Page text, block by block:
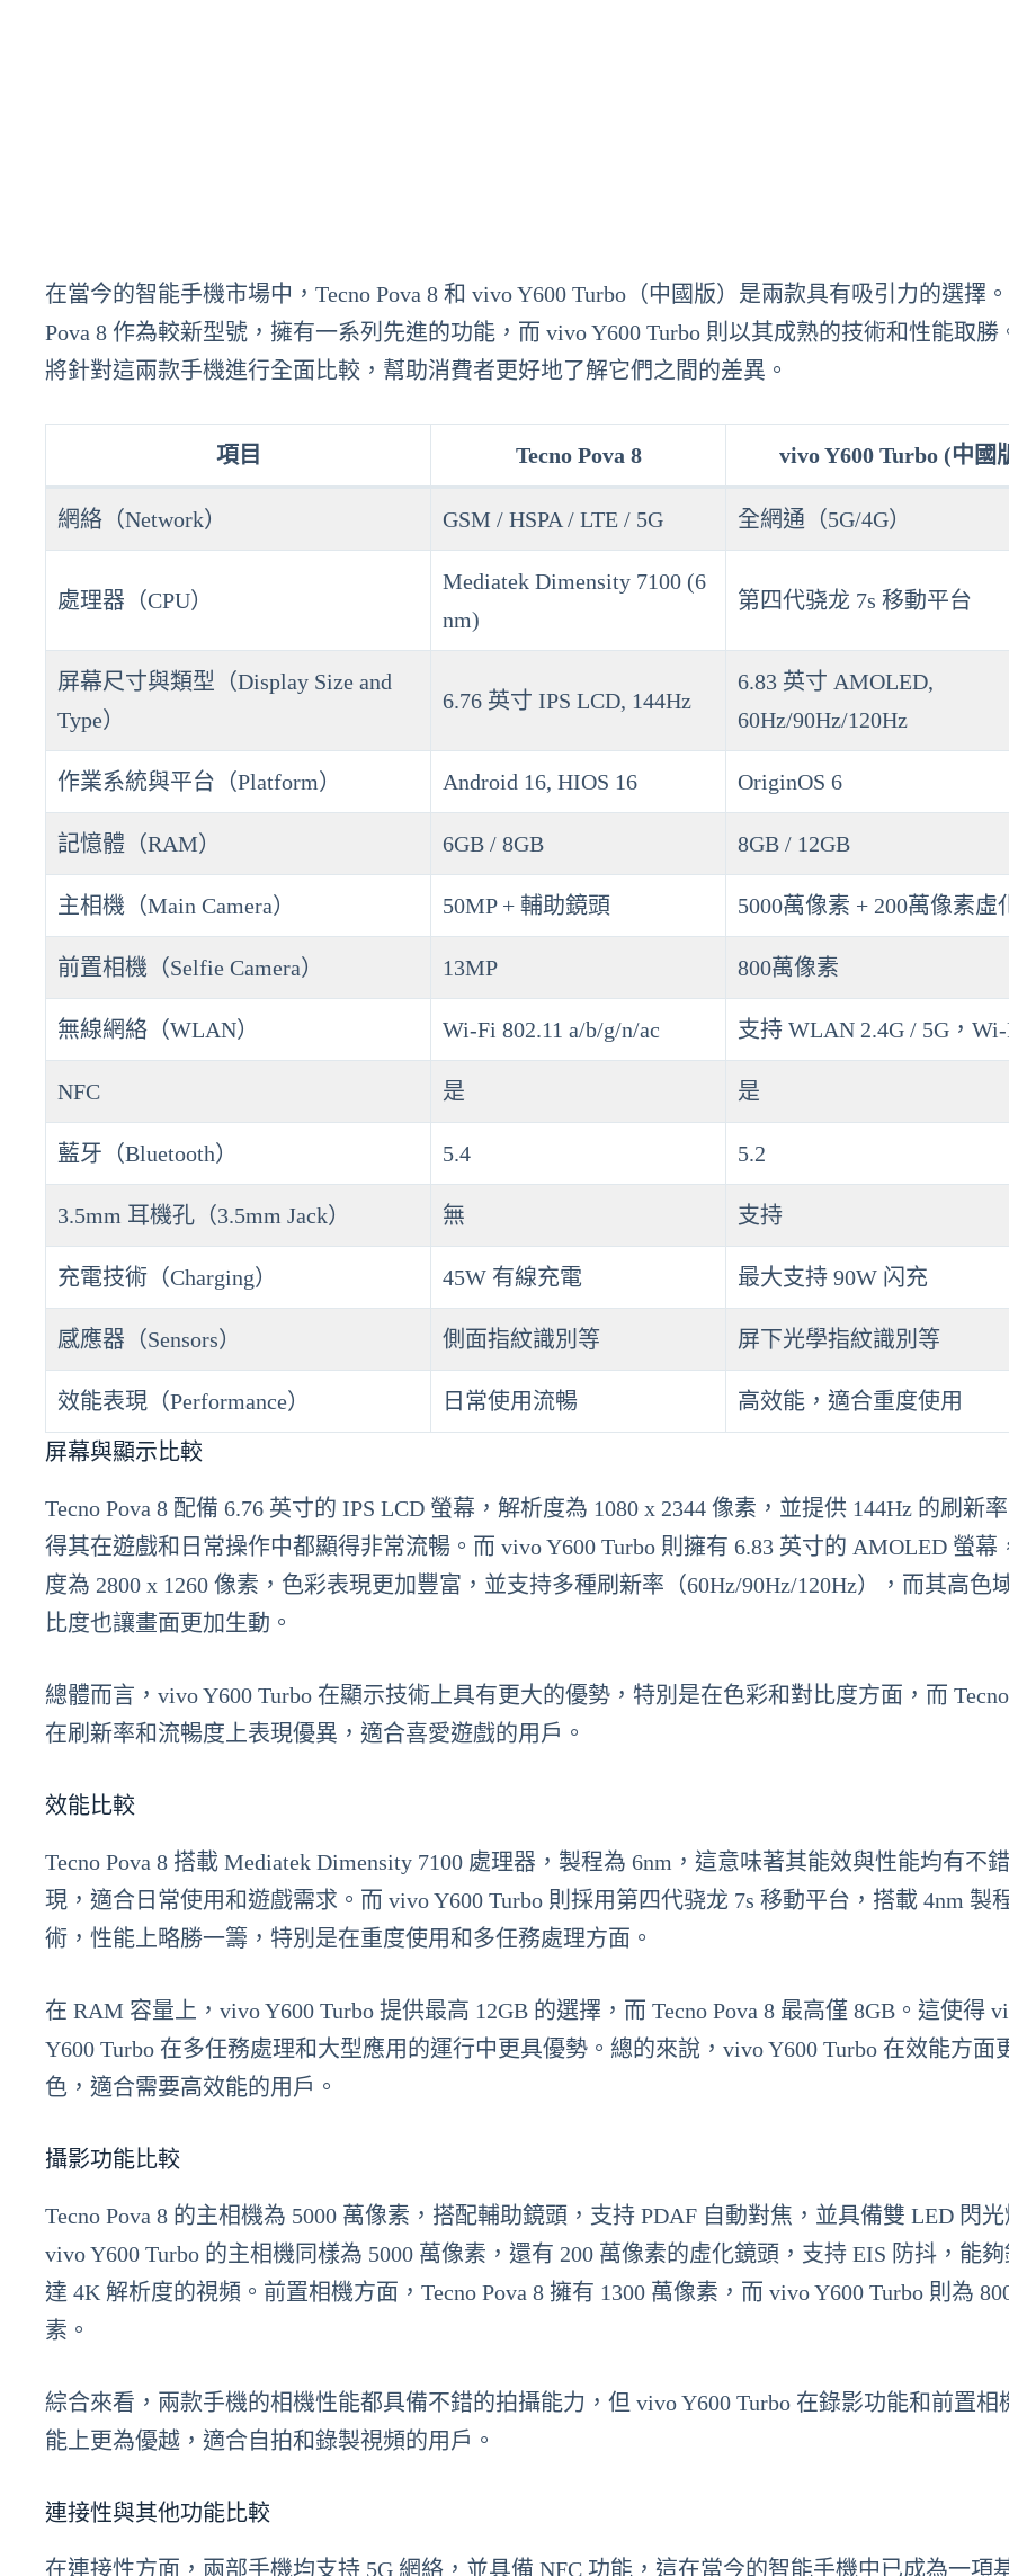
在當今的智能手機市場中，Tecno Pova 8 和 vivo Y600 Turbo（中國版）是兩款具有吸引力的選擇
Pova 8 作為較新型號，擁有一系列先進的功能，而 vivo Y600 Turbo 則以其成熟的技術和性能取勝
將針對這兩款手機進行全面比較，幫助消費者更好地了解它們之間的差異。
項目 Tecno Pova 8 vivo Y600 Turbo (中國
網絡（Network） GSM / HSPA / LTE / 5G 全網通（5G/4G）
處理器（CPU）
Mediatek Dimensity 7100 (6
nm)
第四代骁龙 7s 移動平台
屏幕尺寸與類型（Display Size and
Type）
6.76 英寸 IPS LCD, 144Hz
6.83 英寸 AMOLED,
60Hz/90Hz/120Hz
作業系統與平台（Platform） Android 16, HIOS 16 OriginOS 6
記憶體（RAM） 6GB / 8GB 8GB / 12GB
主相機（Main Camera） 50MP + 輔助鏡頭 5000萬像素 + 200萬像素虛
前置相機（Selfie Camera） 13MP 800萬像素
無線網絡（WLAN） Wi-Fi 802.11 a/b/g/n/ac 支持 WLAN 2.4G / 5G，
NFC 是 是
藍牙（Bluetooth） 5.4 5.2
3.5mm 耳機孔（3.5mm Jack） 無 支持
充電技術（Charging） 45W 有線充電 最大支持 90W 闪充
感應器（Sensors） 側面指紋識別等 屏下光學指紋識別等
效能表現（Performance） 日常使用流暢 高效能，適合重度使用
屏幕與顯示比較
Tecno Pova 8 配備 6.76 英寸的 IPS LCD 螢幕，解析度為 1080 x 2344 像素，並提供 144Hz 的刷新
得其在遊戲和日常操作中都顯得非常流暢。而 vivo Y600 Turbo 則擁有 6.83 英寸的 AMOLED 螢幕
度為 2800 x 1260 像素，色彩表現更加豐富，並支持多種刷新率（60Hz/90Hz/120Hz），而其高色
比度也讓畫面更加生動。
總體而言，vivo Y600 Turbo 在顯示技術上具有更大的優勢，特別是在色彩和對比度方面，而 Tecno
在刷新率和流暢度上表現優異，適合喜愛遊戲的用戶。
效能比較
Tecno Pova 8 搭載 Mediatek Dimensity 7100 處理器，製程為 6nm，這意味著其能效與性能均有不
現，適合日常使用和遊戲需求。而 vivo Y600 Turbo 則採用第四代骁龙 7s 移動平台，搭載 4nm 製
術，性能上略勝一籌，特別是在重度使用和多任務處理方面。
在 RAM 容量上，vivo Y600 Turbo 提供最高 12GB 的選擇，而 Tecno Pova 8 最高僅 8GB。這使得
Y600 Turbo 在多任務處理和大型應用的運行中更具優勢。總的來說，vivo Y600 Turbo 在效能方面
色，適合需要高效能的用戶。
攝影功能比較
Tecno Pova 8 的主相機為 5000 萬像素，搭配輔助鏡頭，支持 PDAF 自動對焦，並具備雙 LED 閃
vivo Y600 Turbo 的主相機同樣為 5000 萬像素，還有 200 萬像素的虛化鏡頭，支持 EIS 防抖，能
達 4K 解析度的視頻。前置相機方面，Tecno Pova 8 擁有 1300 萬像素，而 vivo Y600 Turbo 則為
素。
綜合來看，兩款手機的相機性能都具備不錯的拍攝能力，但 vivo Y600 Turbo 在錄影功能和前置相
能上更為優越，適合自拍和錄製視頻的用戶。
連接性與其他功能比較
在連接性方面，兩部手機均支持 5G 網絡，並具備 NFC 功能，這在當今的智能手機中已成為一項